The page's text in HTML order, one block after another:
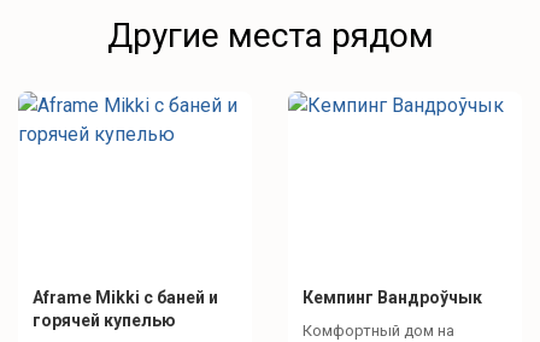
Лежали на лужайке
Телевизор
Другие места рядом
Aframe Mikki с баней и
горячей купелью
Кемпинг Вандроўчык
Комфортный дом на